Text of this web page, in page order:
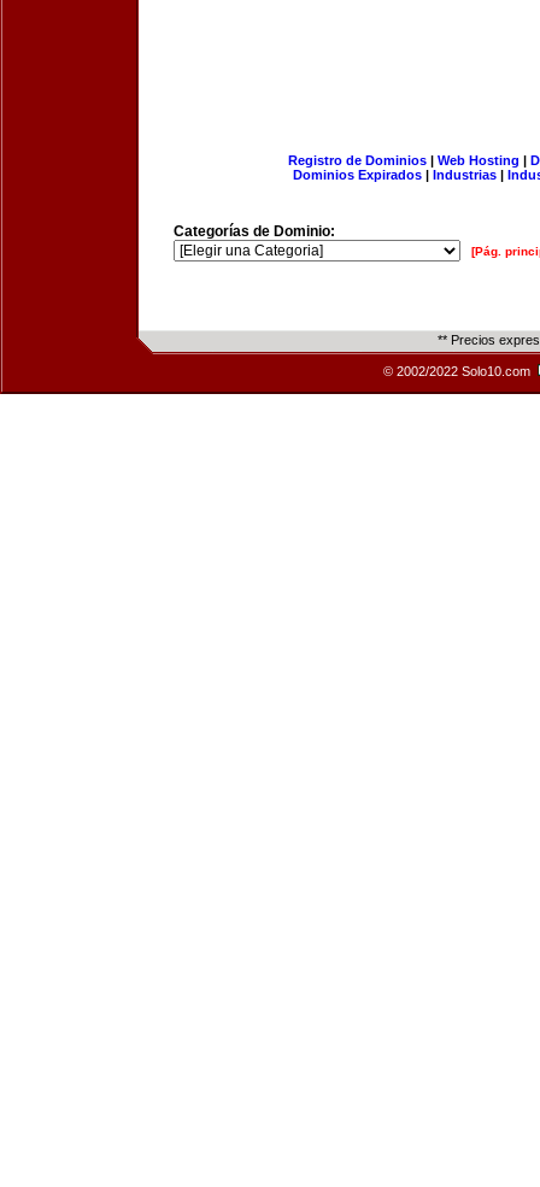
Registro de Dominios| Web Hosting |
Dominios Expirados | Industrias |
Categorías de Dominio:
[Pág.
** Precios
© 2002/2022 Solo10.com